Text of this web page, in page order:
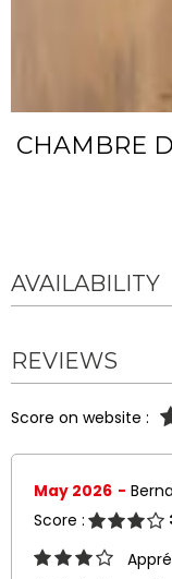
CHAMBRE
AVAILABILITY
REVIEWS
Score on website :
May 2026
Score :